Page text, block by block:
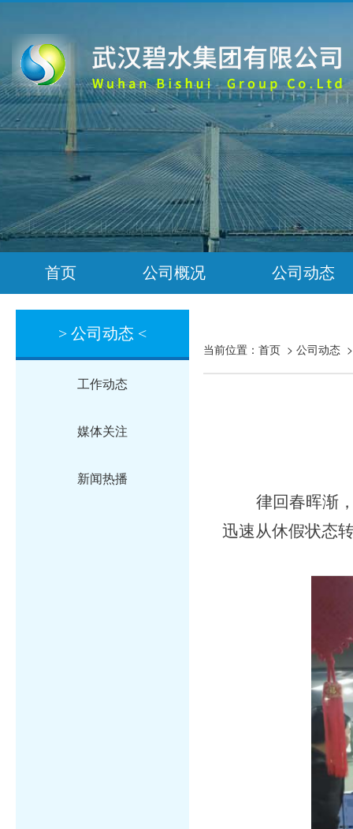
首页 公司概况 公司动态
> 公司动态 <
工作动态
媒体关注
新闻热播
当前位置： 首页 > 公司动态
律回春晖渐
迅速从休假状态